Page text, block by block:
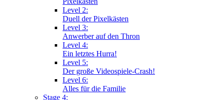
Level 2:
Duell der Pixelkästen
Level 3:
Anwerber auf den Thron
Level 4:
Ein letztes Hurra!
Level 5:
Der große Videospiele-Crash!
Level 6:
Alles für die Familie
Stage 4: